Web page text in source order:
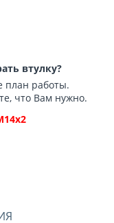
втулку?
план работы.
что Вам нужно.